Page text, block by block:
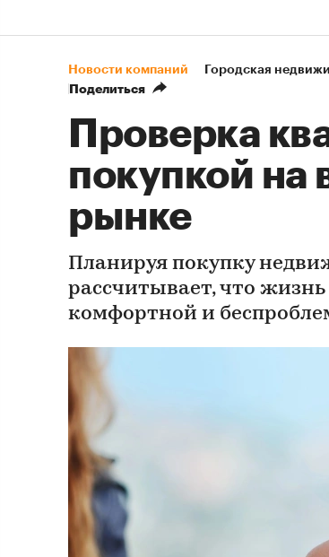
Новости компаний Городская
Поделиться
Проверка
покупкой на
рынке
Планируя покупку
рассчитывает, что
комфортной и